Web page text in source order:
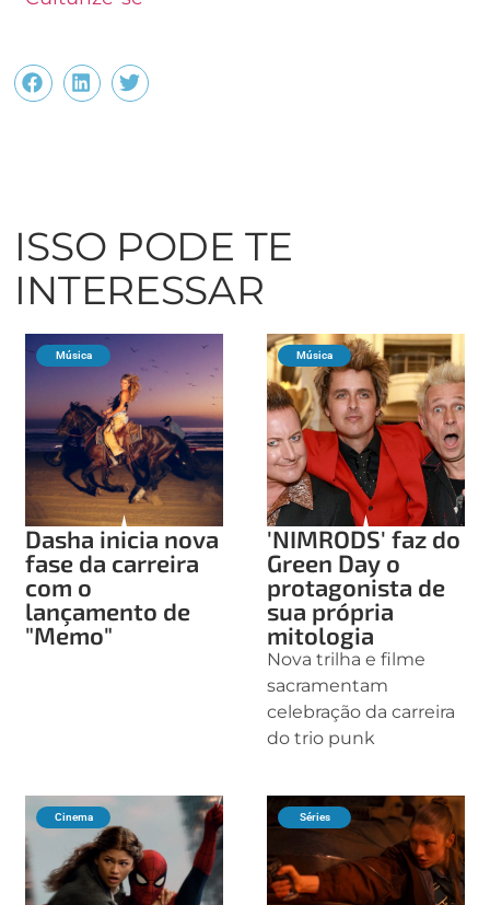
ISSO PODE TE
INTERESSAR
Música
Dasha inicia nova
fase da carreira
com o
lançamento de
"Memo"
Música
'NIMRODS' faz do
Green Day o
protagonista de
sua própria
mitologia
Nova trilha e filme
sacramentam
celebração da carreira
do trio punk
Cinema Séries